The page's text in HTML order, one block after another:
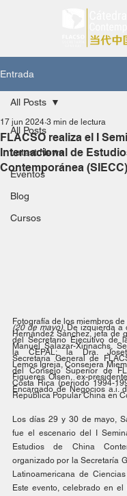
Entrada
All Posts
Latest News
Eventos
Blog
Cursos
All Posts
FLACSO realiza el I
Internacional de
Contemporánea (SIECC)
17 jun 2024 3 min de lectura
Fotografía de los miembros
(20 de mayo). De izquierda a
Hernández Sánchez, jefa de
del Secretario Ejecutivo de
Manuel Salazar-Xirinachs,
la CEPAL; la Dra.
Secretaria General de
Lemos Igreja, Consejera
del Consejo Superior de
Figueres Olsen, ex-
Costa Rica (periodo 1994-
Encargado de Negocios a.i.
República Popular China en
Los días 29 y 30 de mayo,
fue el escenario del I
Estudios de China
organizado por la Secretaría
Latinoamericana de
Este evento, celebrado en